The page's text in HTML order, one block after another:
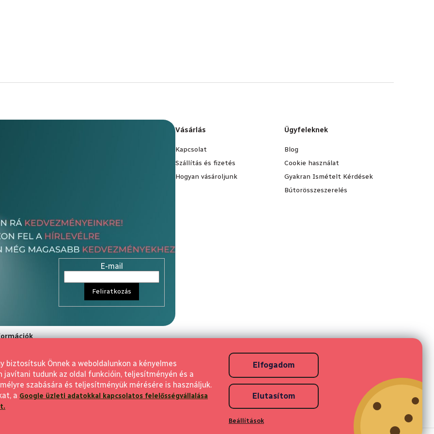
biztosítsuk Önnek a weboldalunkon a kényelmes
javítani tudunk az oldal funkcióin, teljesítményén és a
szabására és teljesítményük mérésére is használjuk.
a Google üzleti adatokkal kapcsolatos felelősségvállalása
Beállítások
Elutasítom
Elfogadom
E-mail
Feliratkozás
Vásárlás
Kapcsolat
Szállítás és fizetés
Hogyan vásároljunk
Ügyfeleknek
Blog
Cookie használat
Gyakran Ismételt Kérdések
Bútorösszeszerelés
elállás
visszaküldés